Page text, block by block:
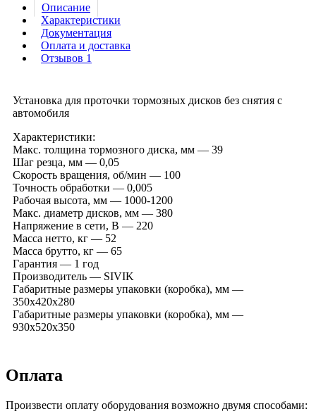
Описание
Характеристики
Документация
Оплата и доставка
Отзывов 1
Установка для проточки тормозных дисков без снятия с
автомобиля
Характеристики:
Макс. толщина тормозного диска, мм — 39
Шаг резца, мм — 0,05
Скорость вращения, об/мин — 100
Точность обработки — 0,005
Рабочая высота, мм — 1000-1200
Макс. диаметр дисков, мм — 380
Напряжение в сети, В — 220
Масса нетто, кг — 52
Масса брутто, кг — 65
Гарантия — 1 год
Производитель — SIVIK
Габаритные размеры упаковки (коробка), мм —
350x420x280
Габаритные размеры упаковки (коробка), мм —
930x520x350
Оплата
Произвести оплату оборудования возможно двумя способами: